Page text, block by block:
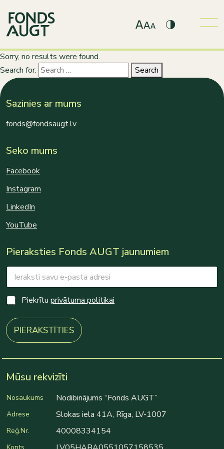
Sorry, no results were found.
Search for:
Search
Sazinies ar mums
fonds@fondsaugt.lv
Seko mums
Facebook
Instagram
LinkedIn
YouTube
Pieraksties Fonds AUGT jaunumiem
E
a
i
l
h
c
k
b
x
s
h
c
k
b
o
C
e
c
k
o
e
*
Piekrītu privātuma politikai
PIERAKSTĪTIES
Mūsu rekvizīti
Nosaukums Nodibinājums “Fonds AUGT”
Adrese Slokas iela 41A, Rīga, LV-1007
Reģ.Nr. 40008334154